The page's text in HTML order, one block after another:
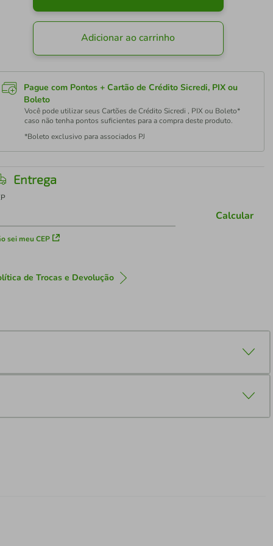
Adicionar ao carrinho
Pague com Pontos + Cartão de Crédito Sicredi, PIX ou
Boleto
Você pode utilizar seus Cartões de Crédito Sicredi , PIX ou Boleto*
caso não tenha pontos suficientes para a compra deste produto.
*Boleto exclusivo para associados PJ
Entrega
sei meu CEP
Calcular
de Trocas e Devolução